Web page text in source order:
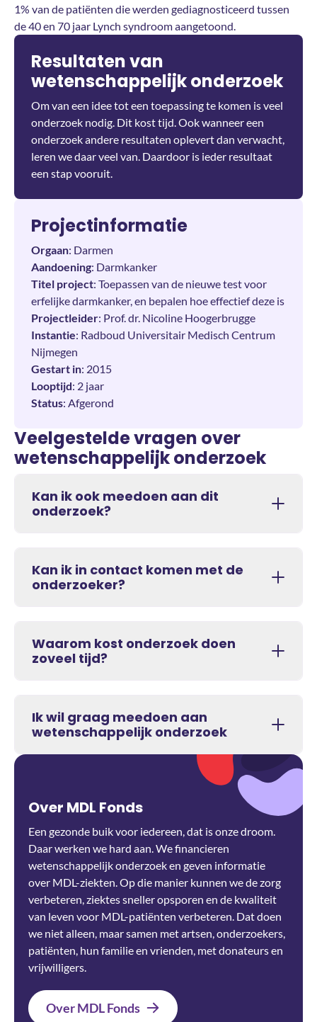
1% van de patiënten die werden gediagnosticeerd tussen
de 40 en 70 jaar Lynch syndroom aangetoond.
Resultaten van
wetenschappelijk onderzoek
Om van een idee tot een toepassing te komen is veel
onderzoek nodig. Dit kost tijd. Ook wanneer een
onderzoek andere resultaten oplevert dan verwacht,
leren we daar veel van. Daardoor is ieder resultaat
een stap vooruit.
Projectinformatie
Orgaan: Darmen
Aandoening: Darmkanker
Titel project: Toepassen van de nieuwe test voor
erfelijke darmkanker, en bepalen hoe effectief deze is
Projectleider: Prof. dr. Nicoline Hoogerbrugge
Instantie: Radboud Universitair Medisch Centrum
Nijmegen
Gestart in: 2015
Looptijd: 2 jaar
Status: Afgerond
Veelgestelde vragen over
wetenschappelijk onderzoek
Kan ik ook meedoen aan dit
onderzoek?
Kan ik in contact komen met de
onderzoeker?
Waarom kost onderzoek doen
zoveel tijd?
Ik wil graag meedoen aan
wetenschappelijk onderzoek
Over MDL Fonds
Een gezonde buik voor iedereen, dat is onze droom.
Daar werken we hard aan. We financieren
wetenschappelijk onderzoek en geven informatie
over MDL-ziekten. Op die manier kunnen we de zorg
verbeteren, ziektes sneller opsporen en de kwaliteit
van leven voor MDL-patiënten verbeteren. Dat doen
we niet alleen, maar samen met artsen, onderzoekers,
patiënten, hun familie en vrienden, met donateurs en
vrijwilligers.
Over MDL Fonds